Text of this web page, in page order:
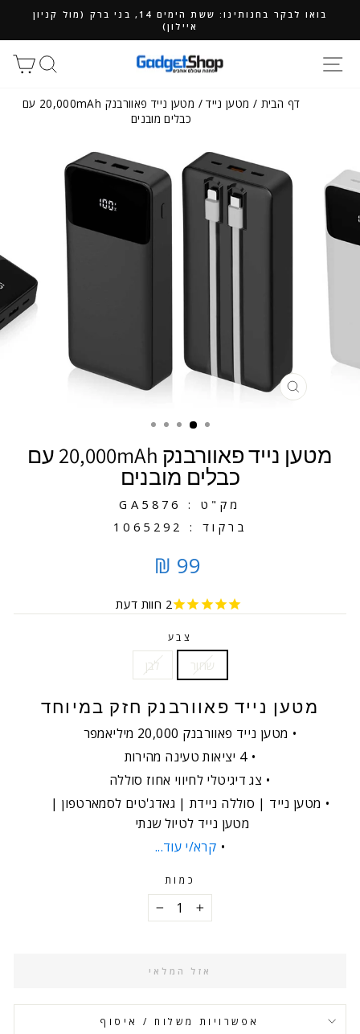
בואו לבקר בחנותינו: ששת הימים 14, בני ברק (מול קניון
איילון)
חיפוש
דף הבית / מטען נייד /
מטען נייד פאוורבנק 20,000mAh עם
כבלים מובנים
מטען נייד פאוורבנק 20,000mAh עם
כבלים מובנים
מק"ט : GA5876
ברקוד : 1065292
99 ₪
2 חוות דעת
צבע
שחור לבן
מטען נייד פאוורבנק חזק במיוחד
מטען נייד פאוורבנק 20,000 מיליאמפר
4 יציאות טעינה מהירות
צג דיגיטלי לחיווי אחוז סוללה
מטען נייד | סוללה ניידת | גאדג'טים לסמארטפון |
מטען נייד לטיול שנתי
קרא/י עוד...
כמות
− +
אזל המלאי
אפשרויות משלוח / איסוף
סגירה